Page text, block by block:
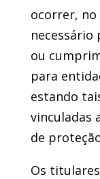
ocorrer,
necessário
ou
para
estando
vinculadas
de
Os